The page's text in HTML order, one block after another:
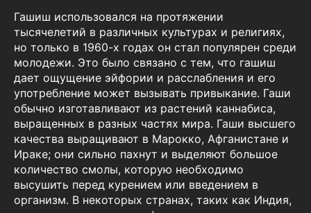
Гашиш использовался на протяжении
тысячелетий в различных культурах и религиях,
но только в 1960-х годах он стал популярен среди
молодежи. Это было связано с тем, что гашиш
дает ощущение эйфории и расслабления и его
употребление может вызывать привыкание. Гаши
обычно изготавливают из растений каннабиса,
выращенных в разных частях мира. Гаши высшего
качества выращивают в Марокко, Афганистане и
Ираке; они сильно пахнут и выделяют большое
количество смолы, которую необходимо
высушить перед курением или введением в
организм. В некоторых странах, таких как Индия,